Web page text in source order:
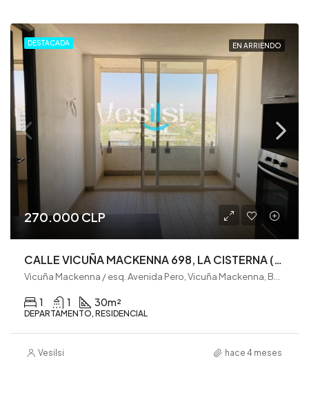
DESTACADA EN ARRIENDO
270.000 CLP
CALLE VICUÑA MACKENNA 698, LA CISTERNA (VE0321)
1 1 30m²
DEPARTAMENTO, RESIDENCIAL
Vesilsi hace 4 meses